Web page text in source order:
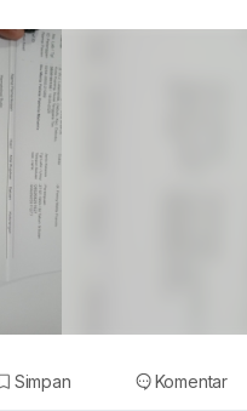
Simpan Komentar